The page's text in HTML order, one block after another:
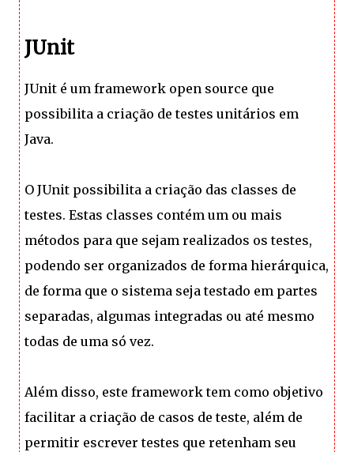
JUnit
JUnit é um framework open source que
possibilita a criação de testes unitários em
Java.
O JUnit possibilita a criação das classes de
testes. Estas classes contém um ou mais
métodos para que sejam realizados os testes,
podendo ser organizados de forma hierárquica,
de forma que o sistema seja testado em partes
separadas, algumas integradas ou até mesmo
todas de uma só vez.
Além disso, este framework tem como objetivo
facilitar a criação de casos de teste, além de
permitir escrever testes que retenham seu